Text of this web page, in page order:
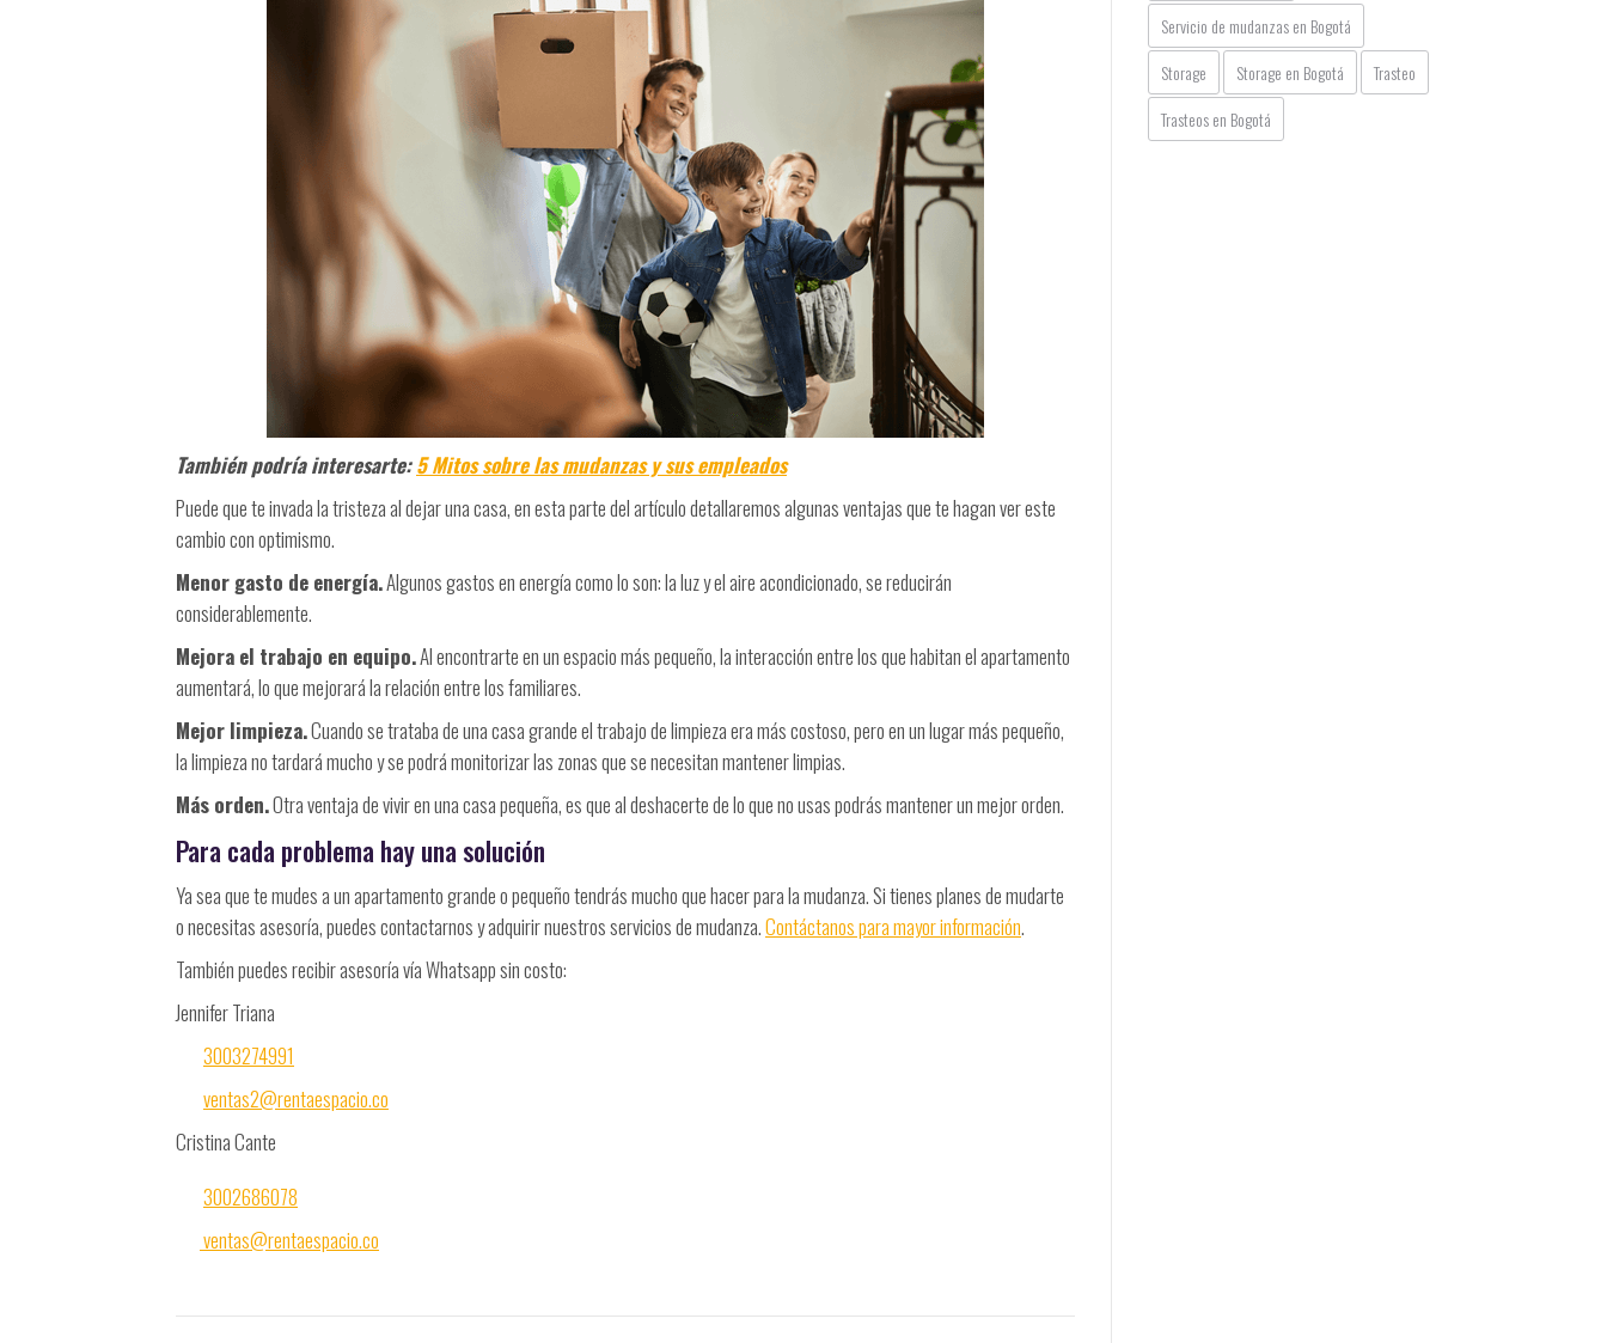
También podría interesarte:5 Mitos sobre las mudanzas y sus empleados
Puede que te invada la tristeza al dejar una casa, en esta parte del artículo detallaremos algunas ventajas que te hagan ver este
cambio con optimismo.
Menor gasto de energía.Algunos gastos en energía como lo son: la luz y el aire acondicionado, se reducirán
considerablemente.
Mejora el trabajo en equipo.Al encontrarte en un espacio más pequeño, la interacción entre los que habitan el apartamento
aumentará, lo que mejorará la relación entre los familiares.
Mejor limpieza.Cuando se trataba de una casa grande el trabajo de limpieza era más costoso, pero en un lugar más pequeño,
la limpieza no tardará mucho y se podrá monitorizar las zonas que se necesitan mantener limpias.
Más orden.Otra ventaja de vivir en una casa pequeña, es que al deshacerte de lo que no usas podrás mantener un mejor orden.
Para cada problema hay una solución
Ya sea que te mudes a un apartamento grande o pequeño tendrás mucho que hacer para la mudanza. Si tienes planes de mudarte
o necesitas asesoría, puedes contactarnos y adquirir nuestros servicios de mudanza.Contáctanos para mayor información.
También puedes recibir asesoría vía Whatsapp sin costo:
Jennifer Triana
3003274991
ventas2@rentaespacio.co
Cristina Cante
3002686078
ventas@rentaespacio.co
Servicio de mudanzas en Bogotá
Storage
Storage en Bogotá
Trasteo
Trasteos en Bogotá